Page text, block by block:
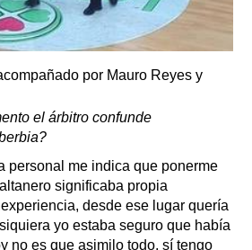
por Mauro Reyes y
el árbitro confunde
me indica que ponerme
significaba propia
desde ese lugar quería
yo estaba seguro que había
no es que asimilo todo, sí tengo